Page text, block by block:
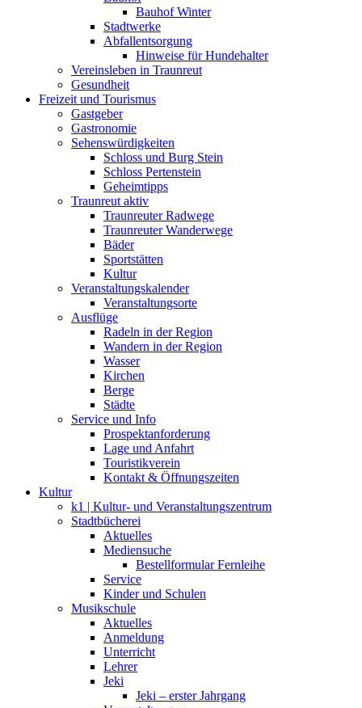
Bauhof Winter
Stadtwerke
Abfallentsorgung
Hinweise für Hundehalter
Vereinsleben in Traunreut
Gesundheit
Freizeit und Tourismus
Gastgeber
Gastronomie
Sehenswürdigkeiten
Schloss und Burg Stein
Schloss Pertenstein
Geheimtipps
Traunreut aktiv
Traunreuter Radwege
Traunreuter Wanderwege
Bäder
Sportstätten
Kultur
Veranstaltungskalender
Veranstaltungsorte
Ausflüge
Radeln in der Region
Wandern in der Region
Wasser
Kirchen
Berge
Städte
Service und Info
Prospektanforderung
Lage und Anfahrt
Touristikverein
Kontakt & Öffnungszeiten
Kultur
k1 | Kultur- und Veranstaltungszentrum
Stadtbücherei
Aktuelles
Mediensuche
Bestellformular Fernleihe
Service
Kinder und Schulen
Musikschule
Aktuelles
Anmeldung
Unterricht
Lehrer
Jeki
Jeki – erster Jahrgang